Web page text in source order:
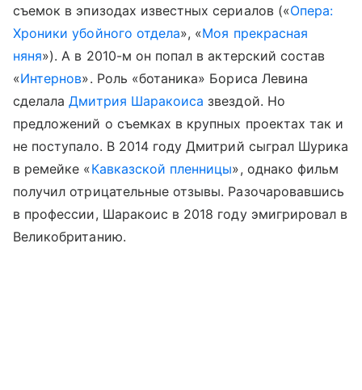
съемок в эпизодах известных сериалов («Опера:
Хроники убойного отдела», «Моя прекрасная
няня»). А в 2010-м он попал в актерский состав
«Интернов». Роль «ботаника» Бориса Левина
сделалаДмитрия Шаракоиса звездой. Но
предложений о съемках в крупных проектах так и
не поступало. В 2014 году Дмитрий сыграл Шурика
в ремейке «Кавказской пленницы», однако фильм
получил отрицательные отзывы. Разочаровавшись
в профессии, Шаракоис в 2018 году эмигрировал в
Великобританию.